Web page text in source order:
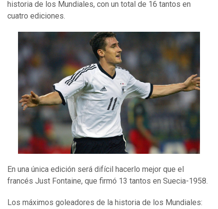
historia de los Mundiales, con un total de 16 tantos en
cuatro ediciones.
En una única edición será difícil hacerlo mejor que el
francés Just Fontaine, que firmó 13 tantos en Suecia-1958.
Los máximos goleadores de la historia de los Mundiales: